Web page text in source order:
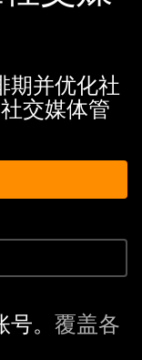
期并优化社
交媒体管
。 覆盖各